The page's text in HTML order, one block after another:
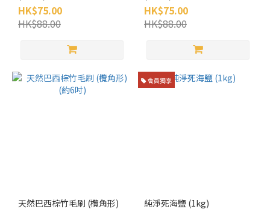
HK$75.00
HK$88.00
HK$75.00
HK$88.00
天然巴西棕竹毛刷 (欖角形)
會員獨享
純淨死海鹽 (1kg)